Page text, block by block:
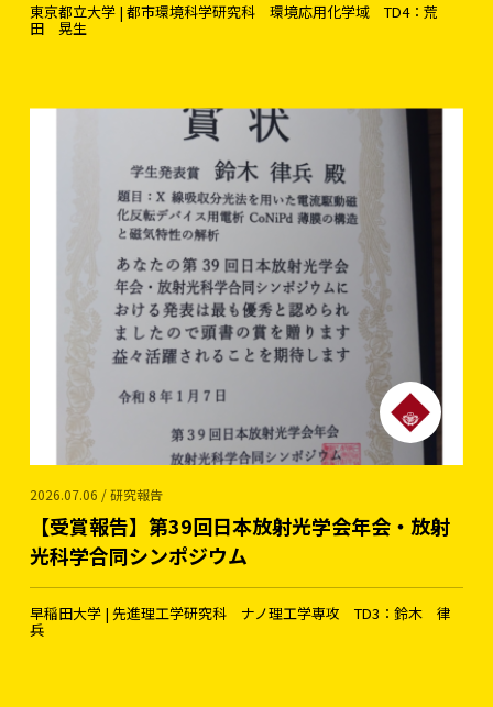
東京都立大学 | 都市環境科学研究科 環境応用化学域 TD4：荒
田 晃生
2026.07.06 / 研究報告
【受賞報告】第39回日本放射光学会年会・放射
光科学合同シンポジウム
早稲田大学 | 先進理工学研究科 ナノ理工学専攻 TD3：鈴木 律
兵